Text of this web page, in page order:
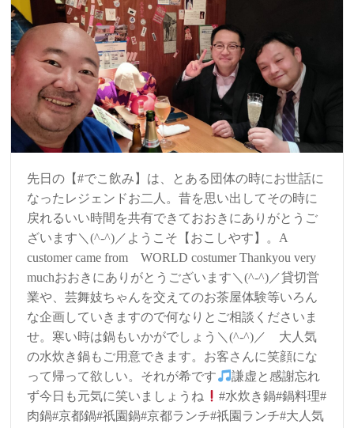
先日の【#でこ飲み】は、とある団体の時にお世話に
なったレジェンドお二人。昔を思い出してその時に
戻れるいい時間を共有できておおきにありがとうご
ざいます＼(^-^)／ようこそ【おこしやす】。A
customer came from WORLD costumer Thankyou very
muchおおきにありがとうございます＼(^-^)／貸切営
業や、芸舞妓ちゃんを交えてのお茶屋体験等いろん
な企画していきますので何なりとご相談くださいま
せ。寒い時は鍋もいかがでしょう＼(^-^)／ 大人気
の水炊き鍋もご用意できます。お客さんに笑顔にな
って帰って欲しい。それが希です
謙虚と感謝忘れ
ず今日も元気に笑いましょうね
#水炊き鍋#鍋料理#
肉鍋#京都鍋#祇園鍋#京都ランチ#祇園ランチ#大人気